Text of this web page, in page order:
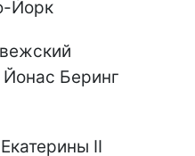
Йорк
Беринг
II